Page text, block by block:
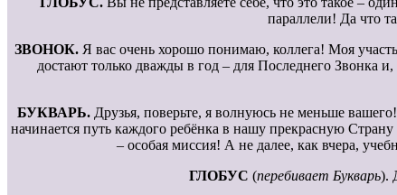
параллели! Да что
ЗВОНОК. Я вас очень хорошо понимаю, коллега! Моя
достают только дважды в год – для Последнего Звонка
БУКВАРЬ. Друзья, поверьте, я волнуюсь не меньше
начинается путь каждого ребёнка в нашу прекрасную
– особая миссия! А не далее, как вчера,
ГЛОБУС (перебивает Букварь).